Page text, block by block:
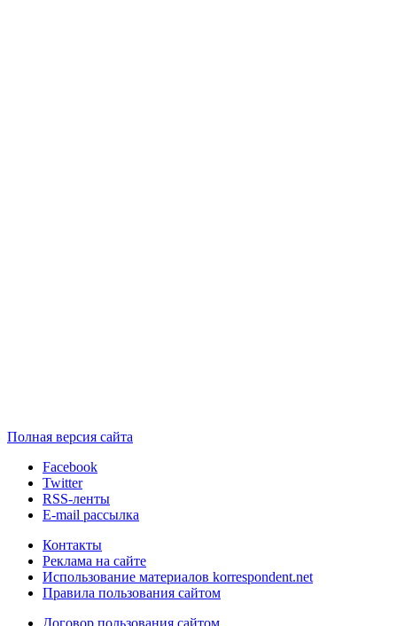
Полная версия сайта
Facebook
Twitter
RSS-ленты
E-mail рассылка
Контакты
Реклама на сайте
Использование материалов korrespondent.net
Правила пользования сайтом
Договор пользования сайтом